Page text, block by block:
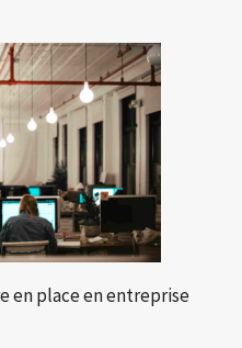
en place en entreprise